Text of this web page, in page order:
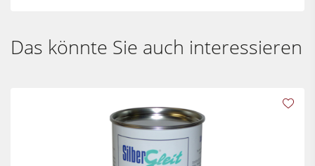
Das könnte Sie auch interessieren